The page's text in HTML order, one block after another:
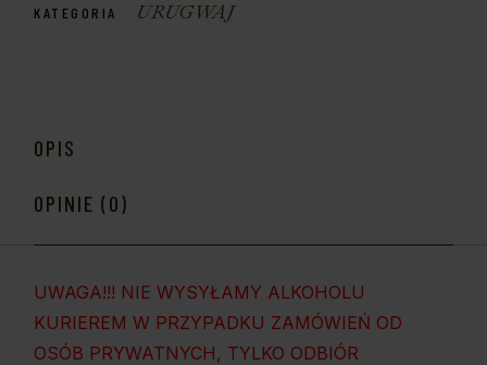
KATEGORIA URUGWAJ
OPIS
OPINIE (0)
UWAGA!!! NIE WYSYŁAMY ALKOHOLU
KURIEREM W PRZYPADKU ZAMÓWIEŃ OD
OSÓB PRYWATNYCH, TYLKO ODBIÓR